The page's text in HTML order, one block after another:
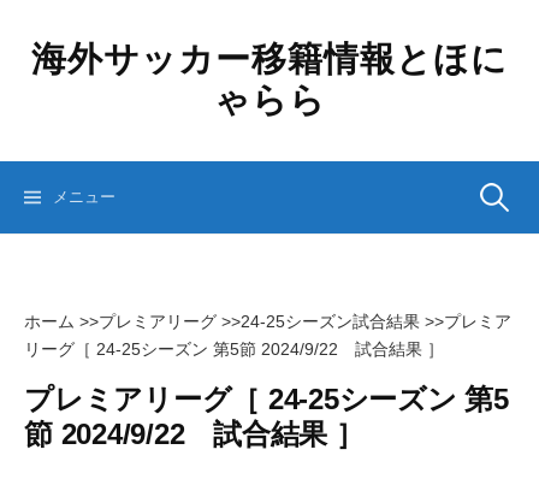
ッ
海外サッカー移籍情報とほに
ゃらら
メニュー 検
ホーム >>プレミアリーグ >>24-25シーズン試合結果 >>プレミア
リーグ［ 24-25シーズン 第5節 2024/9/22 試合結果 ］
プレミアリーグ［ 24-25シーズン 第5
節 2024/9/22 試合結果 ］